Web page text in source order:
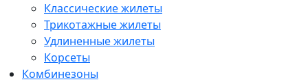
Классические жилеты
Трикотажные жилеты
Удлиненные жилеты
Корсеты
Комбинезоны